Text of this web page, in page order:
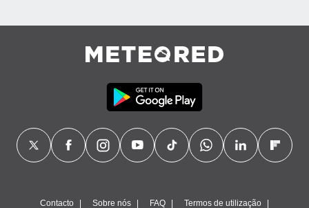
Contacto Sobre nós FAQ Termos de utilização